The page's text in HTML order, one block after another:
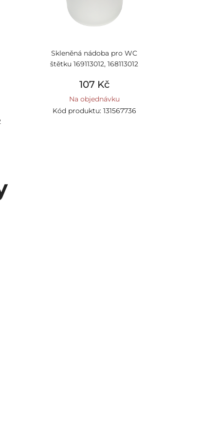
Skleněná nádoba pro WC
štětku 169113012, 168113012
107 Kč
Na objednávku
Kód produktu: 131567736